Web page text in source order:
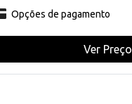
Opções de pagamento
Ver Preço